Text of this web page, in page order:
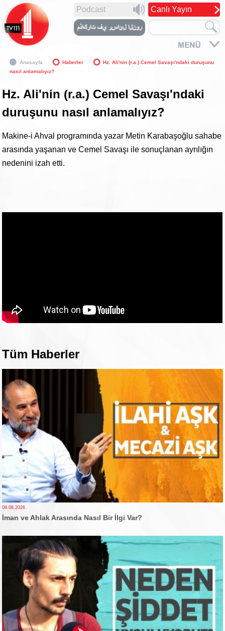
Canlı Yayın
Podcast
Anasayfa Haberler
Hz. Ali'nin (r.a.) Cemel Savaşı'ndaki duruşunu
nasıl anlamalıyız?
Hz. Ali'nin (r.a.) Cemel Savaşı'ndaki
duruşunu nasıl anlamalıyız?
Makine-i Ahval programında yazar Metin Karabaşoğlu sahabe
arasında yaşanan ve Cemel Savaşı ile sonuçlanan ayrılığın
nedenini izah etti.
Tüm Haberler
09.08.2026
İman ve Ahlak Arasında Nasıl Bir İlgi Var?